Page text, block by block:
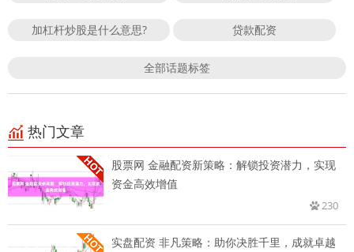
加杠杆炒股是什么意思? 贷款配资
全部话题标签
热门文章
股票网 金融配资新策略：解锁投资潜力，实现
资金高效增值
230
实盘配资 非凡策略：助你决胜千里，成就卓越